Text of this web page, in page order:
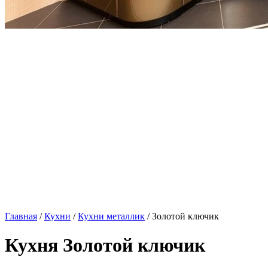
Главная /Кухни /Кухни металлик / Золотой ключик
Кухня Золотой ключик